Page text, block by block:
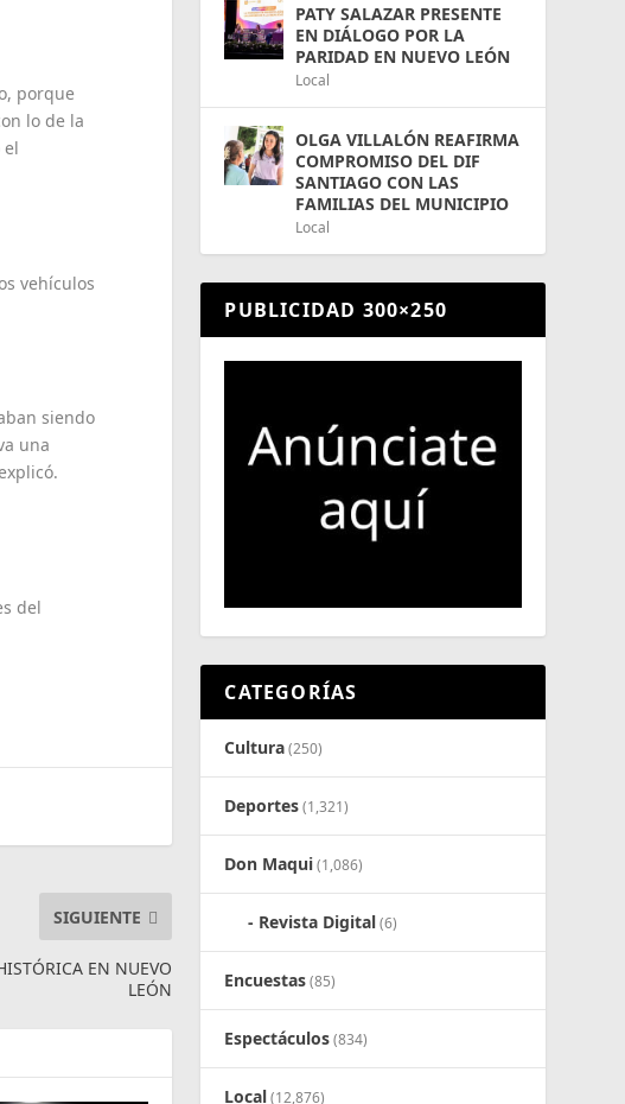
porque
lo de la
el
vehículos
siendo
una
del
SIGUIENTE
EN NUEVO
LEÓN
PATY SALAZAR PRESENTE
EN DIÁLOGO POR LA
PARIDAD EN NUEVO LEÓN
Local
OLGA VILLALÓN REAFIRMA
COMPROMISO DEL DIF
SANTIAGO CON LAS
FAMILIAS DEL MUNICIPIO
Local
PUBLICIDAD 300×250
CATEGORÍAS
Cultura(250)
Deportes(1,321)
Don Maqui(1,086)
Revista Digital(6)
Encuestas(85)
Espectáculos(834)
Local(12,876)